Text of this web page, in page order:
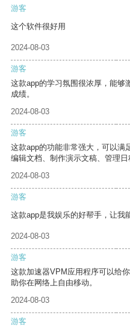
游客
这个软件很好用
2024-08-03
游客
这款app的学习氛围很浓厚，能够
成绩。
2024-08-03
游客
这款app的功能非常强大，可以满
编辑文档、制作演示文稿、管理日
2024-08-03
游客
这款app是我娱乐的好帮手，让我
2024-08-03
游客
这款加速器VPM应用程序可以给
助你在网络上自由移动。
2024-08-03
游客